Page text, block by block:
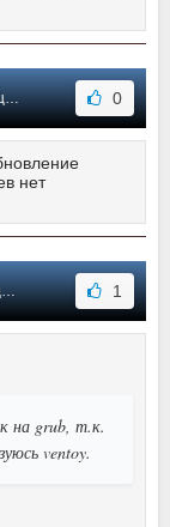
0
нет
Фома (9 декабря 2023 21:48) Сообщение #546 1
на grub, т.к.
ventoy.